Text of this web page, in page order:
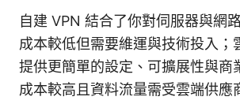
自建 VPN 結合了你對伺服器與網
成本較低但需要維運與技術投入；
提供更簡單的設定、可擴展性與商
成本較高且資料流量需受雲端供應